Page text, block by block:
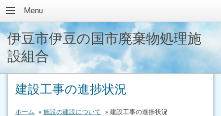
Menu
伊豆市伊豆の国市廃棄物処理施
設組合
建設工事の進捗状況
ホーム » 施設の建設について » 建設工事の進捗状況